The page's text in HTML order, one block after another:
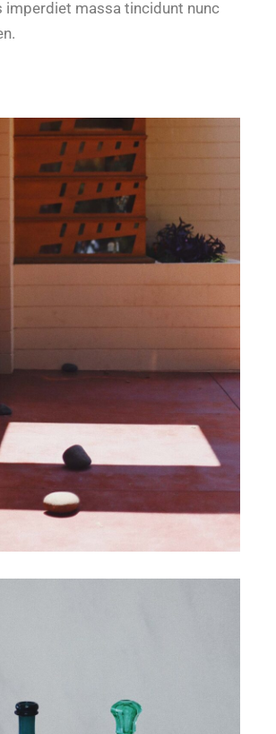
imperdiet massa tincidunt nunc